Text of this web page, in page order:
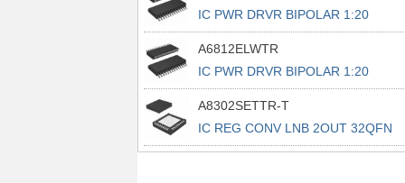
IC PWR DRVR BIPOLAR 1:20
28SOIC
A6812ELWTR
IC PWR DRVR BIPOLAR 1:20
28SOIC
A8302SETTR-T
IC REG CONV LNB 2OUT 32QFN